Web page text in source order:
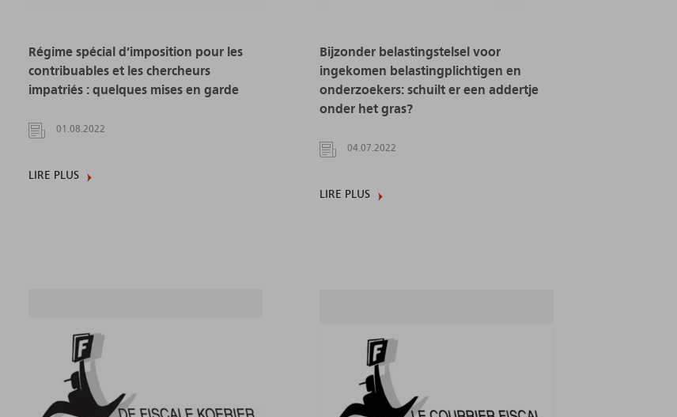
Régime spécial d’imposition pour les
contribuables et les chercheurs
impatriés : quelques mises en garde
01.08.2022
LIRE PLUS
Bijzonder belastingstelsel voor
ingekomen belastingplichtigen en
onderzoekers: schuilt er een addertje
onder het gras?
04.07.2022
LIRE PLUS